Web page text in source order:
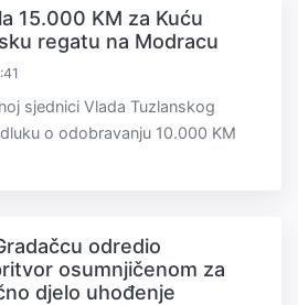
15.000 KM za Kuću
regatu na Modracu
sjednici Vlada Tuzlanskog
o odobravanju 10.000 KM
odredio
osumnjičenom za
djelo uhođenje